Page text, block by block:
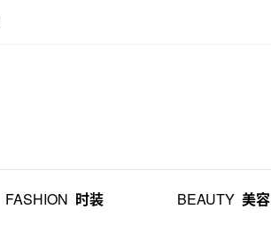
FASHION 时装 BEAUTY 美容